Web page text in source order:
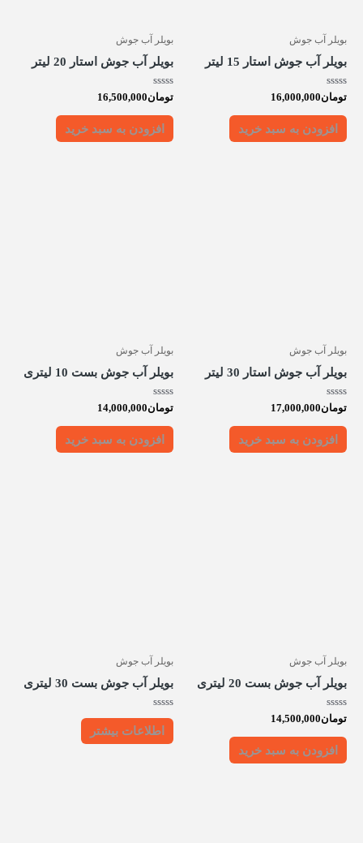
بویلر آب جوش
بویلر آب جوش استار 15 لیتر
امتیاز
0
از
تومان16,000,000
افزودن به سبد خرید
بویلر آب جوش
بویلر آب جوش استار 20 لیتر
امتیاز
0
از
تومان16,500,000
افزودن به سبد خرید
بویلر آب جوش
بویلر آب جوش استار 30 لیتر
امتیاز
0
از
تومان17,000,000
افزودن به سبد خرید
بویلر آب جوش
بویلر آب جوش بست 10 لیتری
امتیاز
0
از
تومان14,000,000
افزودن به سبد خرید
بویلر آب جوش
بویلر آب جوش بست 20 لیتری
امتیاز
0
از
تومان14,500,000
افزودن به سبد خرید
بویلر آب جوش
بویلر آب جوش بست 30 لیتری
امتیاز
5
اطلاعات بیشتر